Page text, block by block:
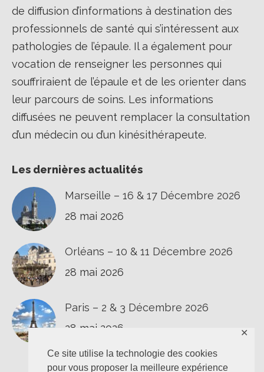
Ce site utilise la technologie des cookies
pour vous proposer la meilleure expérience
✕
de diffusion d’informations à destination des
professionnels de santé qui s’intéressent aux
pathologies de l’épaule. Il a également pour
vocation de renseigner les personnes qui
souffriraient de l’épaule et de les orienter dans
leur parcours de soins. Les informations
diffusées ne peuvent remplacer la consultation
d’un médecin ou d’un kinésithérapeute.
Les dernières actualités
Marseille – 16 & 17 Décembre 2026
28 mai 2026
Orléans – 10 & 11 Décembre 2026
28 mai 2026
Paris – 2 & 3 Décembre 2026
28 mai 2026